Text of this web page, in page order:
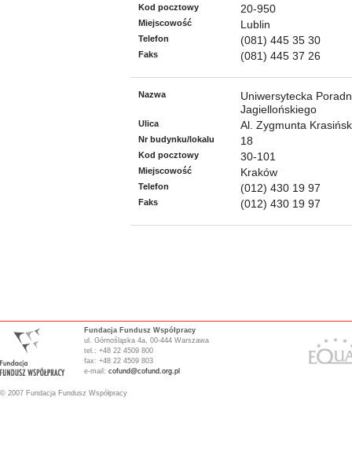
Kod pocztowy 20-950
Miejscowość Lublin
Telefon (081) 445 35 30
Faks (081) 445 37 26
Nazwa
Uniwersytecka
Jagiellońskiego
Ulica Al. Zygmunta
Nr budynku/lokalu 18
Kod pocztowy 30-101
Miejscowość Kraków
Telefon (012) 430 19 97
Faks (012) 430 19 97
Fundacja Fundusz Współpracy
ul. Górnośląska 4a, 00-444 Warszawa
tel.: +48 22 4509 800
fax: +48 22 4509 803
e-mail: cofund@cofund.org.pl
© 2007 Fundacja Fundusz Współpracy